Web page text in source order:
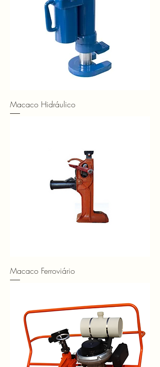
Macaco Hidráulico
Macaco Ferroviário